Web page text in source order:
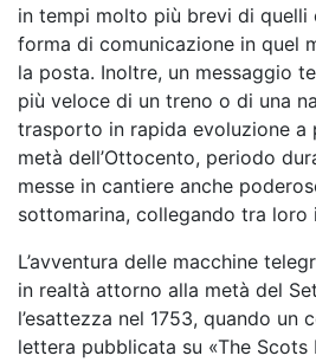
in tempi molto più brevi di quelli
forma di comunicazione in quel
la posta. Inoltre, un messaggio
più veloce di un treno o di una
trasporto in rapida evoluzione a
metà dell’Ottocento, periodo
messe in cantiere anche
sottomarina, collegando tra loro
L’avventura delle macchine
in realtà attorno alla metà del
l’esattezza nel 1753, quando un
lettera pubblicata su «The Scots